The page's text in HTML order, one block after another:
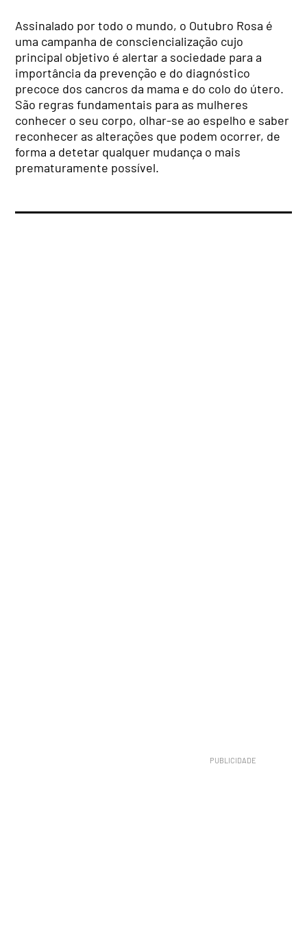
Assinalado por todo o mundo, o Outubro Rosa é
uma campanha de consciencialização cujo
principal objetivo é alertar a sociedade para a
importância da prevenção e do diagnóstico
precoce dos cancros da mama e do colo do útero.
São regras fundamentais para as mulheres
conhecer o seu corpo, olhar-se ao espelho e saber
reconhecer as alterações que podem ocorrer, de
forma a detetar qualquer mudança o mais
prematuramente possível.